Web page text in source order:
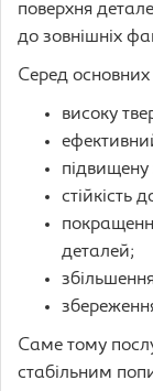
поверхня
до зовнішніх
Серед основних
високу
підвищену
стійкість
деталей;
Саме тому
стабільним